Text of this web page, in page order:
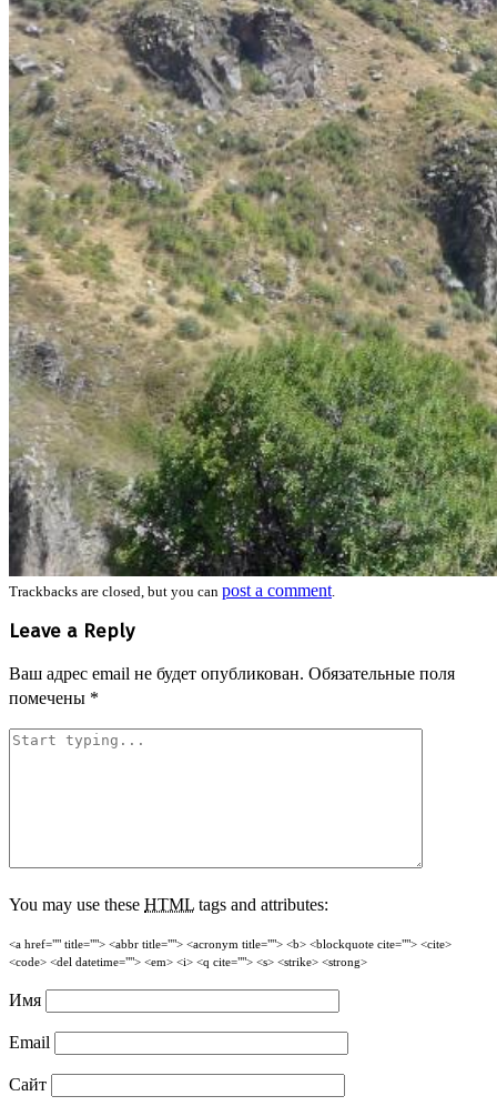
Trackbacks are closed, but you can post a comment.
Leave a Reply
Ваш адрес email не будет опубликован. Обязательные поля
помечены *
You may use these HTML tags and attributes:
<a href="" title=""> <abbr title=""> <acronym title=""> <b> <blockquote cite=""> <cite>
<code> <del datetime=""> <em> <i> <q cite=""> <s> <strike> <strong>
Имя
Email
Сайт